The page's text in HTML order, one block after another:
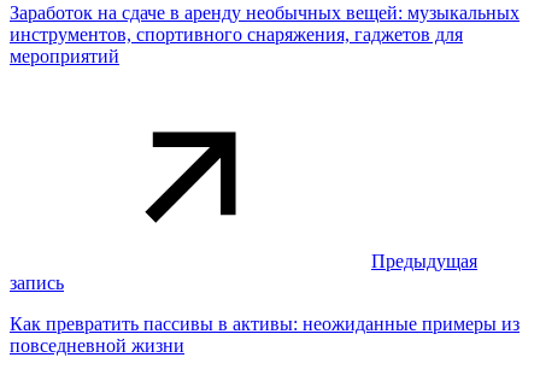
Заработок на сдаче в аренду необычных вещей: музыкальных
инструментов, спортивного снаряжения, гаджетов для
мероприятий
Предыдущая
запись
Как превратить пассивы в активы: неожиданные примеры из
повседневной жизни